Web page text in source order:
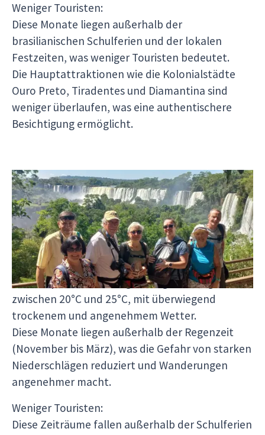
Weniger Touristen:
Diese Monate liegen außerhalb der
brasilianischen Schulferien und der lokalen
Festzeiten, was weniger Touristen bedeutet.
Die Hauptattraktionen wie die Kolonialstädte
Ouro Preto, Tiradentes und Diamantina sind
weniger überlaufen, was eine authentischere
Besichtigung ermöglicht.
Iguazu
Beste Reisezeit: von März bis November
Warum diese Monate ideal sind:
Angenehmes Klima:
Die Temperaturen sind gemäßigt und liegen
zwischen 20°C und 25°C, mit überwiegend
trockenem und angenehmem Wetter.
Diese Monate liegen außerhalb der Regenzeit
(November bis März), was die Gefahr von starken
Niederschlägen reduziert und Wanderungen
angenehmer macht.
Weniger Touristen:
Diese Zeiträume fallen außerhalb der Schulferien